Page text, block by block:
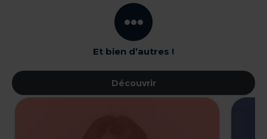
Et bien d’autres !
Découvrir